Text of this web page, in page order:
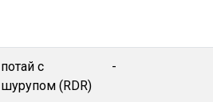
потай с
шурупом (RDR)
-